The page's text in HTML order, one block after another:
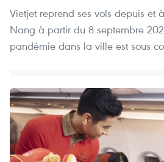
Vietjet reprend ses vols depuis et
Nang à partir du 8 septembre
pandémie dans la ville est sous